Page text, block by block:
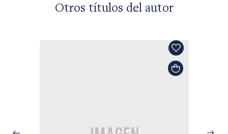
Otros títulos del autor